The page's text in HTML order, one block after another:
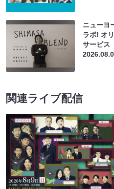
ニューヨ
ラボ! オ
サービス
関連ライブ配信